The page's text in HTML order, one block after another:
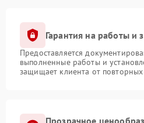
Гарантия на работы и
Предоставляется
выполненные работы и
защищает клиента от повторных
Прозрачное